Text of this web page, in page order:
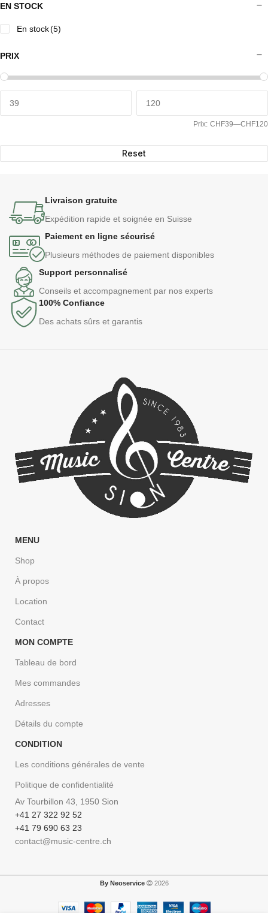
EN STOCK
En stock(5)
PRIX
Prix: CHF39—CHF120
Reset
Livraison gratuite
Expédition rapide et soignée en Suisse
Paiement en ligne sécurisé
Plusieurs méthodes de paiement disponibles
Support personnalisé
Conseils et accompagnement par nos experts
100% Confiance
Des achats sûrs et garantis
MENU
Shop
À propos
Location
Contact
MON COMPTE
Tableau de bord
Mes commandes
Adresses
Détails du compte
CONDITION
Les conditions générales de vente
Politique de confidentialité
Av Tourbillon 43, 1950 Sion
+41 27 322 92 52
+41 79 690 63 23
contact@music-centre.ch
By Neoservice 2026